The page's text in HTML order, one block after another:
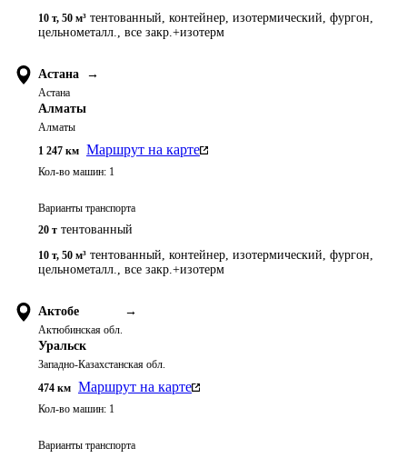
10 т, 50 м³ тентованный, контейнер, изотермический, фургон,
цельнометалл., все закр.+изотерм
Астана →
Астана
Алматы
Алматы
1 247 км Маршрут на карте
Кол-во машин: 1
Варианты транспорта
20 т тентованный
10 т, 50 м³ тентованный, контейнер, изотермический, фургон,
цельнометалл., все закр.+изотерм
Актобе →
Актюбинская обл.
Уральск
Западно-Казахстанская обл.
474 км Маршрут на карте
Кол-во машин: 1
Варианты транспорта